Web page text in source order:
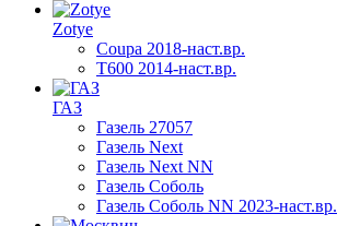
Zotye
Coupa 2018-наст.вр.
T600 2014-наст.вр.
ГАЗ
Газель 27057
Газель Next
Газель Next NN
Газель Соболь
Газель Соболь NN 2023-наст.вр.